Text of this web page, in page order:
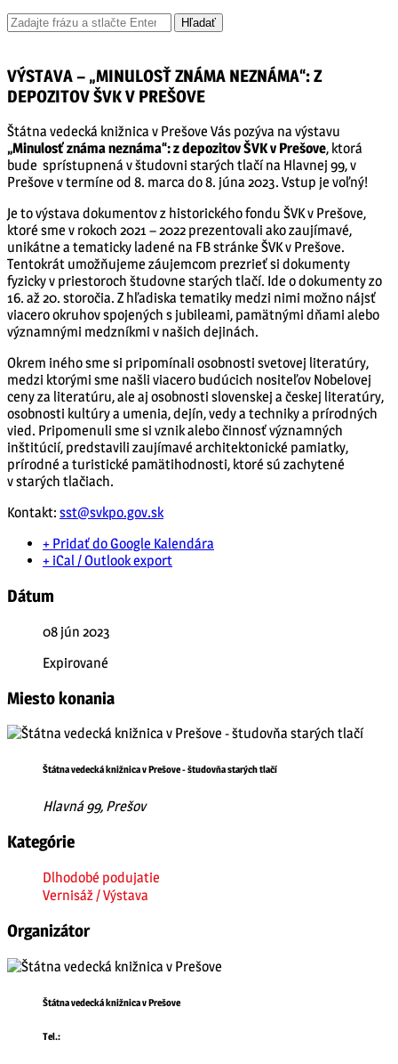
VÝSTAVA – „MINULOSŤ ZNÁMA NEZNÁMA“: Z
DEPOZITOV ŠVK V PREŠOVE
Štátna vedecká knižnica v Prešove Vás pozýva na výstavu
„Minulosť známa neznáma“: z depozitov ŠVK v Prešove, ktorá
bude sprístupnená v študovni starých tlačí na Hlavnej 99, v
Prešove v termíne od 8. marca do 8. júna 2023. Vstup je voľný!
Je to výstava dokumentov z historického fondu ŠVK v Prešove,
ktoré sme v rokoch 2021 – 2022 prezentovali ako zaujímavé,
unikátne a tematicky ladené na FB stránke ŠVK v Prešove.
Tentokrát umožňujeme záujemcom prezrieť si dokumenty
fyzicky v priestoroch študovne starých tlačí. Ide o dokumenty zo
16. až 20. storočia. Z hľadiska tematiky medzi nimi možno nájsť
viacero okruhov spojených s jubileami, pamätnými dňami alebo
významnými medzníkmi v našich dejinách.
Okrem iného sme si pripomínali osobnosti svetovej literatúry,
medzi ktorými sme našli viacero budúcich nositeľov Nobelovej
ceny za literatúru, ale aj osobnosti slovenskej a českej literatúry,
osobnosti kultúry a umenia, dejín, vedy a techniky a prírodných
vied. Pripomenuli sme si vznik alebo činnosť významných
inštitúcií, predstavili zaujímavé architektonické pamiatky,
prírodné a turistické pamätihodnosti, ktoré sú zachytené
v starých tlačiach.
Kontakt: sst@svkpo.gov.sk
+ Pridať do Google Kalendára
+ iCal / Outlook export
Dátum
08 jún 2023
Expirované
Miesto konania
Štátna vedecká knižnica v Prešove - študovňa starých tlačí
Hlavná 99, Prešov
Kategórie
Dlhodobé podujatie
Vernisáž / Výstava
Organizátor
Štátna vedecká knižnica v Prešove
Tel.: